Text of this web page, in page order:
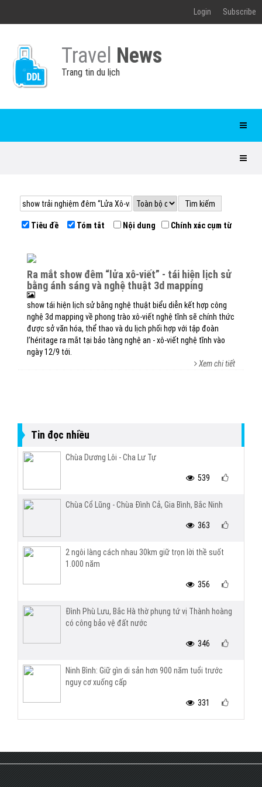
Login Subscribe
Travel News
Trang tin du lịch
Tiêu đề Tóm tắt Nội dung Chính xác cụm từ
ra mắt show đêm “lửa xô-viết” - tái hiện lịch sử
bằng ánh sáng và nghệ thuật 3d mapping
show tái hiện lịch sử bằng nghệ thuật biểu diễn kết hợp công
nghệ 3d mapping về phong trào xô-viết nghệ tĩnh sẽ chính thức
được sở văn hóa, thể thao và du lịch phối hợp với tập đoàn
l’héritage ra mắt tại bảo tàng nghệ an - xô-viết nghệ tĩnh vào
ngày 12/9 tới.
Xem chi tiết
Tin đọc nhiều
Chùa Dương Lôi - Cha Lư Tự
539
Chùa Cổ Lũng - Chùa Đình Cả, Gia Bình, Bắc Ninh
363
2 ngôi làng cách nhau 30km giữ trọn lời thề suốt
1.000 năm
356
Đình Phù Lưu, Bắc Hà thờ phụng tứ vị Thành hoàng
có công bảo vệ đất nước
346
Ninh Bình: Giữ gìn di sản hơn 900 năm tuổi trước
nguy cơ xuống cấp
331